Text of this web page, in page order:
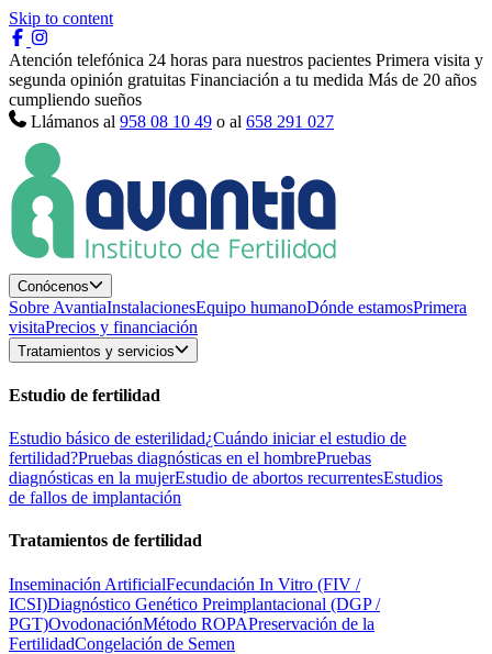
Skip to content
Atención telefónica 24 horas para nuestros pacientes Primera visita y
segunda opinión gratuitas Financiación a tu medida Más de 20 años
cumpliendo sueños
Llámanos al 958 08 10 49 o al 658 291 027
Conócenos
Sobre AvantiaInstalacionesEquipo humanoDónde estamosPrimera
visitaPrecios y financiación
Tratamientos y servicios
Estudio de fertilidad
Estudio básico de esterilidad¿Cuándo iniciar el estudio de
fertilidad?Pruebas diagnósticas en el hombrePruebas
diagnósticas en la mujerEstudio de abortos recurrentesEstudios
de fallos de implantación
Tratamientos de fertilidad
Inseminación ArtificialFecundación In Vitro (FIV /
ICSI)Diagnóstico Genético Preimplantacional (DGP /
PGT)OvodonaciónMétodo ROPAPreservación de la
FertilidadCongelación de Semen